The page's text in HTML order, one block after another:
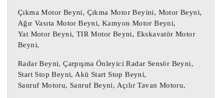
BH6013L311
589203U940 Kia Sportage Abs Pompa Beyni
58920-3U940
5WY7F43D Sportage Abs Pompa Beyni Kia
BH6013L311
589203U940 Sportage ESP Beyini 58920-
3U940
Çıkma Motor Beyni, Çıkma Motor Beyini, Motor Beyni,
Ağır Vasıta Motor Beyni, Kamyon Motor Beyni,
Yat Motor Beyni, TIR Motor Beyni, Ekskavatör Motor
Beyni,
Radar Beyni, Çarpışma Önleyici Radar Sensör Beyni,
Start Stop Beyni, Akü Start Stop Beyni,
Sanruf Motoru, Sanruf Beyni, Açılır Tavan Motoru,